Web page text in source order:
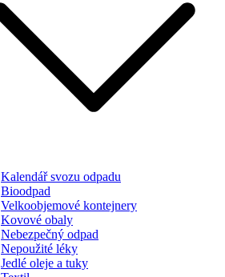
Kalendář svozu odpadu
Bioodpad
Velkoobjemové kontejnery
Kovové obaly
Nebezpečný odpad
Nepoužité léky
Jedlé oleje a tuky